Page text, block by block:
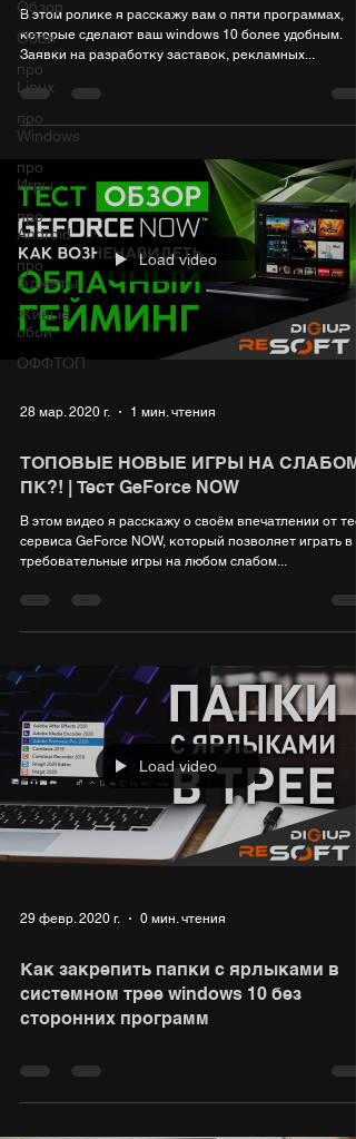
Обзор
Обои
про
Linux
про
Windows
про
Игры
про
Android
про
Гаджеты
Живые
обои
ОФФТОП
В этом ролике я расскажу вам о пяти программах,
которые сделают ваш windows 10 более удобным.
Заявки на разработку заставок, рекламных...
Load video
28 мар. 2020 г. 1 мин. чтения
ТОПОВЫЕ НОВЫЕ ИГРЫ НА СЛАБОМ
ПК?! | Тест GeForce NOW
В этом видео я расскажу о своём впечатлении от
сервиса GeForce NOW, который позволяет играть в
требовательные игры на любом слабом...
Load video
29 февр. 2020 г. 0 мин. чтения
Как закрепить папки с ярлыками в
системном трее windows 10 без
сторонних программ